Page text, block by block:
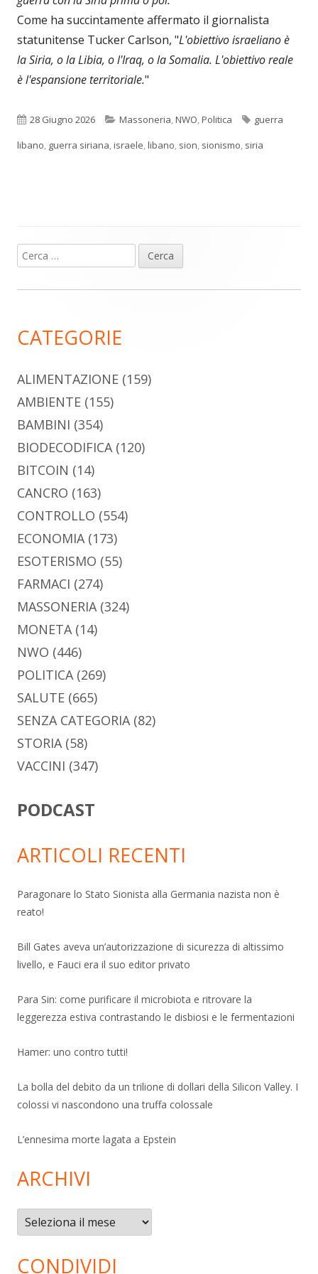
Come ha succintamente affermato il giornalista
statunitense Tucker Carlson, "L'obiettivo israeliano è
la Siria, o la Libia, o l'Iraq, o la Somalia. L'obiettivo reale
è l'espansione territoriale."
Pubblicato
28 Giugno 2026 Categorie
Massoneria,NWO,Politica Tag
guerra
libano, guerra siriana,israele,libano, sion, sionismo, siria
Barra
laterale
Ricerca
per:
CATEGORIE
ALIMENTAZIONE (159)
AMBIENTE (155)
BAMBINI (354)
BIODECODIFICA(120)
BITCOIN (14)
CANCRO (163)
CONTROLLO (554)
ECONOMIA(173)
ESOTERISMO (55)
FARMACI (274)
MASSONERIA(324)
MONETA(14)
NWO (446)
POLITICA(269)
SALUTE (665)
SENZA CATEGORIA(82)
STORIA(58)
VACCINI (347)
PODCAST
ARTICOLI RECENTI
Paragonare lo Stato Sionista alla Germania nazista non è
reato!
Bill Gates aveva un’autorizzazione di sicurezza di altissimo
livello, e Fauci era il suo editor privato
Para Sin: come purificare il microbiota e ritrovare la
leggerezza estiva contrastando le disbiosi e le fermentazioni
Hamer: uno contro tutti!
La bolla del debito da un trilione di dollari della Silicon Valley. I
colossi vi nascondono una truffa colossale
L’ennesima morte lagata a Epstein
ARCHIVI
Archivi
CONDIVIDI